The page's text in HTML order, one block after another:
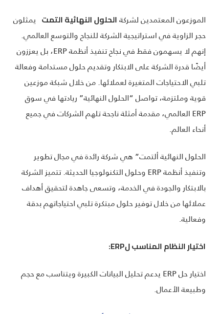
الموزعون المعتمدين لشركةالحلول النهائية التمت يمثلون
حجر الزاوية في استراتيجية الشركة للنجاح والتوسع العالمي.
إنهم لا يسهمون فقط في نجاح تنفيذ أنظمة ERP، بل يعززون
أيضًا قدرة الشركة على الابتكار وتقديم حلول مستدامة وفعالة
تلبي الاحتياجات المتغيرة لعملائها. من خلال شبكة موزعين
قوية وملتزمة، تواصل “الحلول النهائية” ريادتها في سوق
ERP العالمي، مقدمة أمثلة ناجحة تلهم الشركات في جميع
أنحاء العالم.
الحلول النهائية ألتمت” هي شركة رائدة في مجال تطوير
وتنفيذ أنظمة ERP وحلول التكنولوجيا الحديثة. تتميز الشركة
بالابتكار والجودة في الخدمة، وتسعى جاهدة لتحقيق أهداف
عملائها من خلال توفير حلول مبتكرة تلبي احتياجاتهم بدقة
وفعالية.
اختيار النظام المناسب لERP
:
اختيار حل ERP يدعم تحليل البيانات الكبيرة ويتناسب مع حجم
وطبيعة الأعمال.